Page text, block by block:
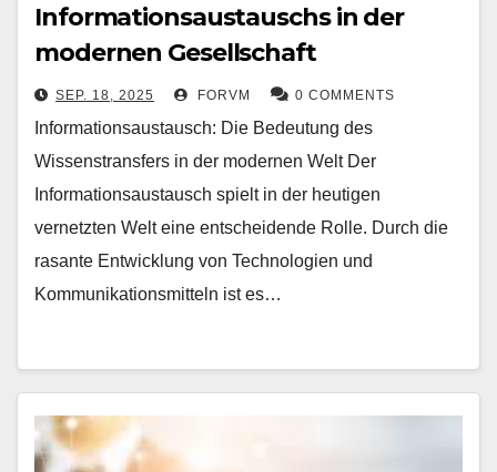
Informationsaustauschs in der
modernen Gesellschaft
SEP. 18, 2025 FORVM 0 COMMENTS
Informationsaustausch: Die Bedeutung des
Wissenstransfers in der modernen Welt Der
Informationsaustausch spielt in der heutigen
vernetzten Welt eine entscheidende Rolle. Durch die
rasante Entwicklung von Technologien und
Kommunikationsmitteln ist es…